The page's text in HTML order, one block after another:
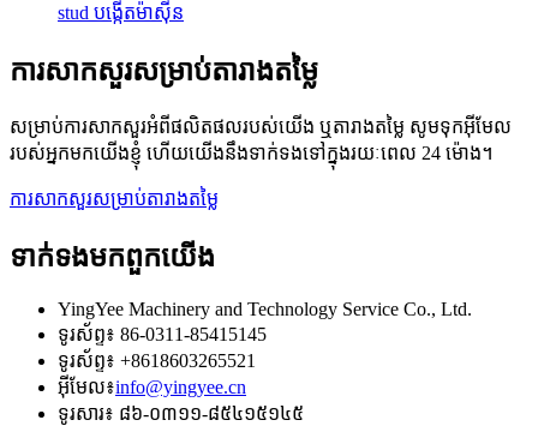
stud បង្កើតម៉ាស៊ីន
ការសាកសួរសម្រាប់តារាងតម្លៃ
សម្រាប់ការសាកសួរអំពីផលិតផលរបស់យើង ឬតារាងតម្លៃ សូមទុកអ៊ីមែល
របស់អ្នកមកយើងខ្ញុំ ហើយយើងនឹងទាក់ទងទៅក្នុងរយៈពេល 24 ម៉ោង។
ការសាកសួរសម្រាប់តារាងតម្លៃ
ទាក់ទង​មក​ពួក​យើង
YingYee Machinery and Technology Service Co., Ltd.
ទូរស័ព្ទ៖ 86-0311-85415145
ទូរស័ព្ទ៖ +8618603265521
អ៊ីមែល៖info@yingyee.cn
ទូរសារ៖ ៨៦-០៣១១-៨៥៤១៥១៤៥